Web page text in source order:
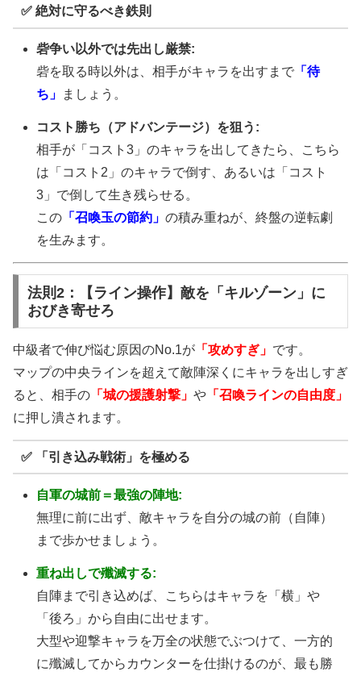
✅ 絶対に守るべき鉄則
砦争い以外では先出し厳禁:
砦を取る時以外は、相手がキャラを出すまで 「待
ち」
ましょう。
コスト勝ち（アドバンテージ）を狙う:
相手が「コスト3」のキャラを出してきたら、こちら
は「コスト2」のキャラで倒す、あるいは「コスト
3」で倒して生き残らせる。
この 「召喚玉の節約」の積み重ねが、終盤の逆転劇
を生みます。
法則2：【ライン操作】敵を「キルゾーン」に
おびき寄せろ
中級者で伸び悩む原因のNo.1が 「攻めすぎ」 です。
マップの中央ラインを超えて敵陣深くにキャラを出しすぎ
ると、相手の 「城の援護射撃」 や 「召喚ラインの自由度」
に押し潰されます。
✅ 「引き込み戦術」を極める
自軍の城前＝最強の陣地:
無理に前に出ず、敵キャラを自分の城の前（自陣）
まで歩かせましょう。
重ね出しで殲滅する:
自陣まで引き込めば、こちらはキャラを「横」や
「後ろ」から自由に出せます。
大型や迎撃キャラを万全の状態でぶつけて、一方的
に殲滅してからカウンターを仕掛けるのが、最も勝